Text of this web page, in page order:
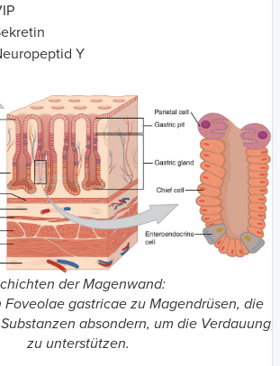
Y
der Magenwand:
Foveolae gastricae zu Magendrüsen, die
absondern, um die Verdauung
zu unterstützen.